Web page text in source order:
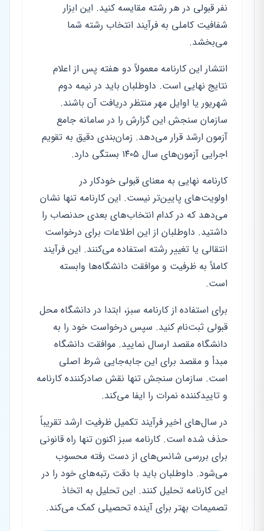
نفر قبولی در هر رشته مقایسه کنید. این ابزار
شفافیت کاملی به فرآیند انتخاب رشته شما
می‌بخشد.
انتشار این کارنامه معمولاً دو هفته پس از اعلام
نتایج نهایی است. داوطلبان باید در نیمه دوم
شهریور یا اوایل مهر منتظر دریافت آن باشند.
سازمان سنجش این گزارش را در سامانه جامع
آزمون ارشد قرار می‌دهد. زمان‌بندی دقیق به تقویم
اجرایی آزمون‌های سال ۱۴۰۵ بستگی دارد.
کارنامه نهایی به معنای قبولی خودکار در
اولویت‌های پایین‌تر نیست. این کارنامه تنها نشان
می‌دهد که در کدام انتخاب‌های بعدی حدنصاب را
داشتید. داوطلبان از این اطلاعات برای درخواست
انتقالی یا تغییر رشته استفاده می‌کنند. این فرآیند
کاملاً به ظرفیت و موافقت دانشگاه‌ها وابسته
است.
برای استفاده از کارنامه سبز، ابتدا در دانشگاه محل
قبولی ثبت‌نام کنید. سپس درخواست خود را به
دانشگاه مقصد ارسال نمایید. موافقت دانشگاه
مبدأ و مقصد برای این جابه‌جایی شرط اصلی
است. سازمان سنجش تنها نقش صادرکننده کارنامه
و تاییدکننده نمرات را ایفا می‌کند.
در سال‌های اخیر فرآیند تکمیل ظرفیت ارشد تقریباً
حذف شده است. کارنامه سبز اکنون تنها راه قانونی
برای بررسی شانس‌های از دست رفته محسوب
می‌شود. داوطلبان باید با دقت رتبه‌های خود را در
این کارنامه تحلیل کنند. این تحلیل به اتخاذ
تصمیمات بهتر برای آینده تحصیلی کمک می‌کند.